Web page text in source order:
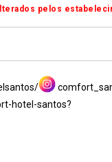
pelos
hotel-santos?